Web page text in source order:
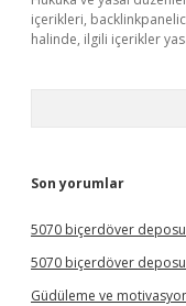
içerikleri,
halinde, ilgili içerikler
Son yorumlar
5070 biçerdöver
5070 biçerdöver
Güdüleme ve